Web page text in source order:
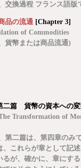
交換過程 フランス語版
品の流通 [Chapter 3]
of Commodities
貨幣または商品流通)
二篇 貨幣の資本への
Transformation of
第二篇は、第四章のみ
これらが章として記
るが、確かに、章にす